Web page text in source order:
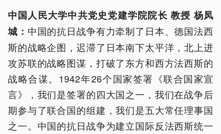
中国人民大学中共党史党建学院院长 教授 杨凤
城： 中国的抗日战争有力牵制了日本、德国法西
斯的战略企图，迟滞了日本南下太平洋，北上进
攻苏联的战略图谋，打破了东方和西方法西斯的
战略合谋。1942年26个国家签署《联合国家宣
言》，我们是签署的四大国之一，我们在战争后
期参与了联合国的组建，我们是五大常任理事国
之一。中国的抗日战争为建立国际反法西斯统一